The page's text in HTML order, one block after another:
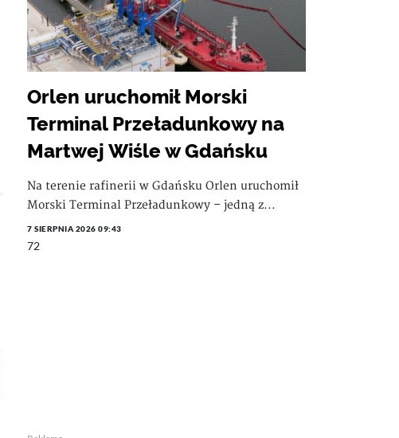
Orlen uruchomił Morski
Terminal Przeładunkowy na
Martwej Wiśle w Gdańsku
Na terenie rafinerii w Gdańsku Orlen uruchomił
Morski Terminal Przeładunkowy – jedną z...
7 SIERPNIA 2026 09:43
72